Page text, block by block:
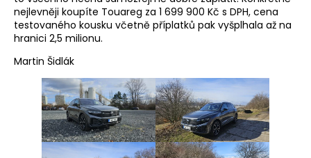
nejlevněji koupíte Touareg za 1 699 900 Kč s DPH, cena
testovaného kousku včetně příplatků pak vyšplhala až na
hranici 2,5 milionu.
Martin Šidlák